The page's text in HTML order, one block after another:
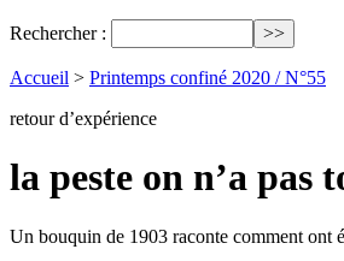
Rechercher :
Accueil > Printemps confiné 2020 / N°55
retour d’expérience
la peste on n’a pas
Un bouquin de 1903 raconte comment ont